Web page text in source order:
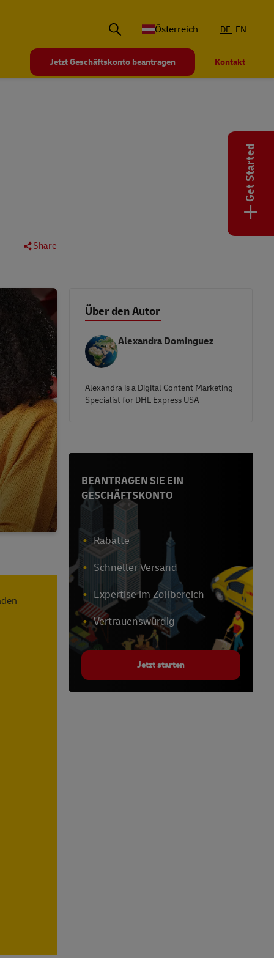
Österreich
DE EN
Jetzt Geschäftskonto beantragen Kontakt
Share
Über den Autor
Alexandra Dominguez
Alexandra is a Digital Content Marketing
Specialist for DHL Express USA
BEANTRAGEN SIE EIN
GESCHÄFTSKONTO
Rabatte
Schneller Versand
Expertise im Zollbereich
Vertrauenswürdig
Jetzt starten
Get Started
+